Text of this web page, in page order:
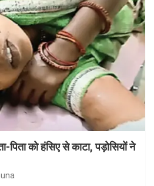
पिता को हंसिए से काटा, पड़ोसियों ने